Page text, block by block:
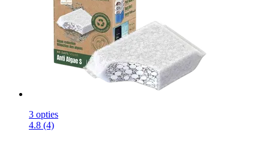
3 opties
4.8 (4)